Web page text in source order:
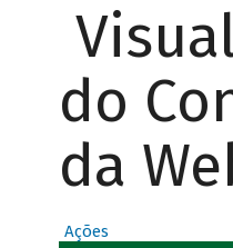
do
da
Ações